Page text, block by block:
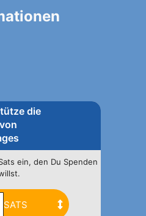
die
ein, den Du Spenden